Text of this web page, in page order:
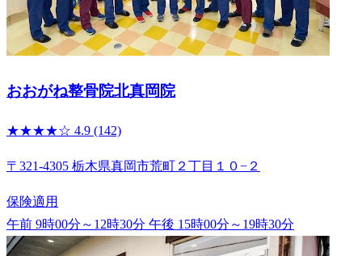
おおがね整骨院北真岡院
★★★★☆ 4.9 (142)
〒321-4305 栃木県真岡市荒町２丁目１０−２
保険適用
午前 9時00分～12時30分 午後 15時00分～19時30分